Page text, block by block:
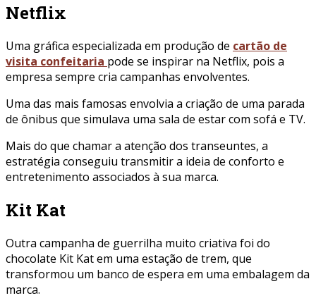
Netflix
Uma gráfica especializada em produção de cartão de
visita confeitaria pode se inspirar na Netflix, pois a
empresa sempre cria campanhas envolventes.
Uma das mais famosas envolvia a criação de uma parada
de ônibus que simulava uma sala de estar com sofá e TV.
Mais do que chamar a atenção dos transeuntes, a
estratégia conseguiu transmitir a ideia de conforto e
entretenimento associados à sua marca.
Kit Kat
Outra campanha de guerrilha muito criativa foi do
chocolate Kit Kat em uma estação de trem, que
transformou um banco de espera em uma embalagem da
marca.